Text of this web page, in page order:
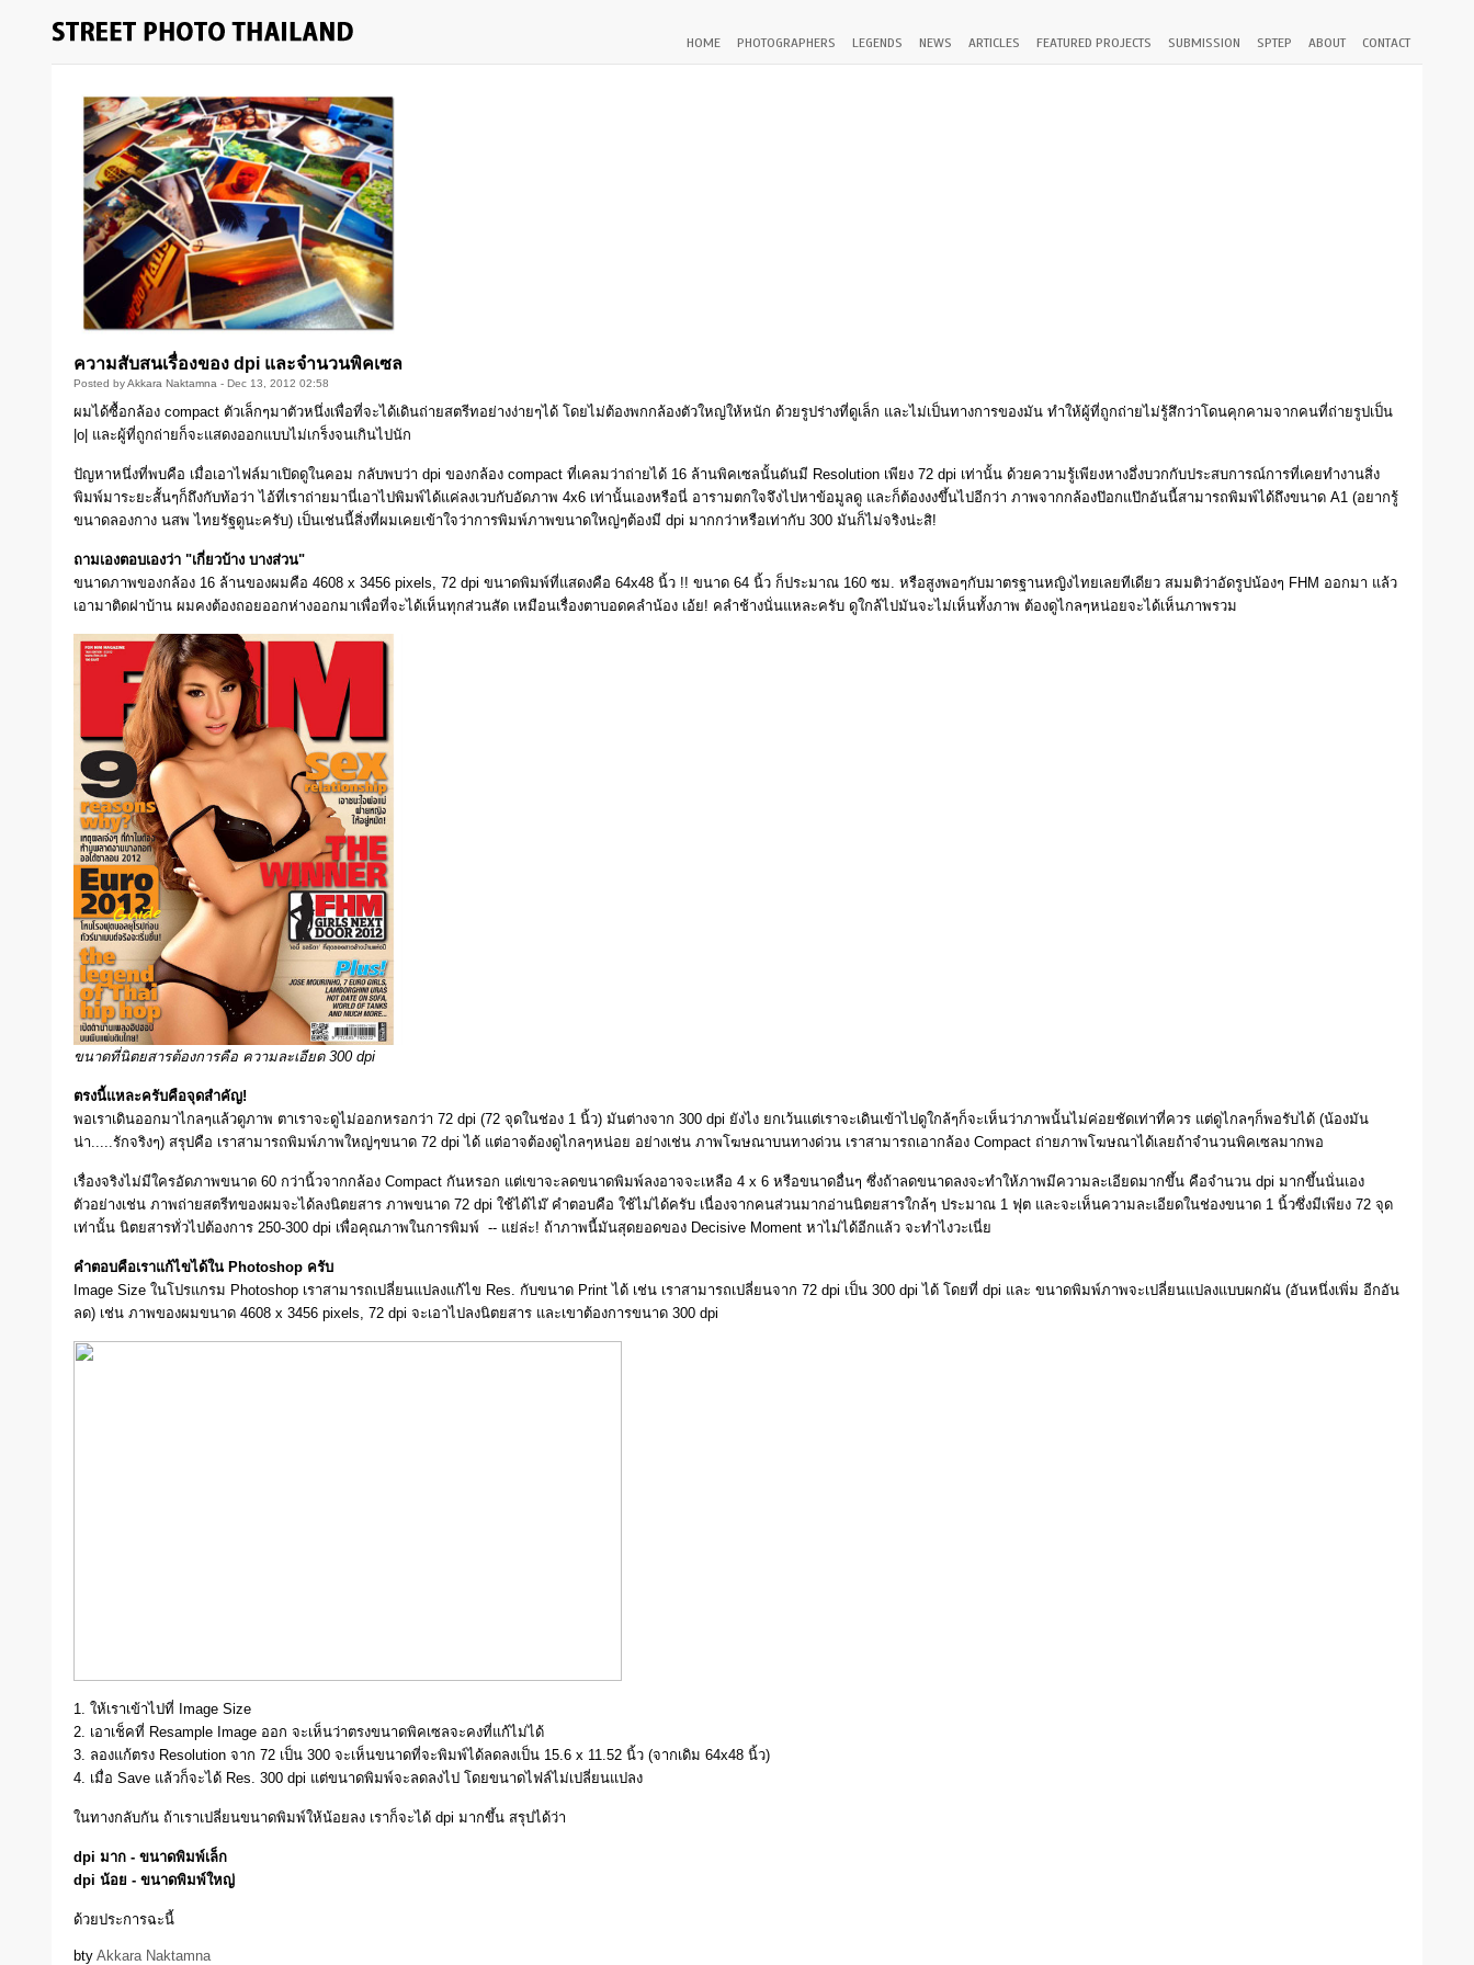
HOME PHOTOGRAPHERS LEGENDS NEWS ARTICLES FEATURED PROJECTS SUBMISSION SPTEP ABOUT CONTACT
ความสับสนเรื่องของ dpi และจำนวนพิคเซล
Posted byAkkara Naktamna - Dec 13, 2012 02:58
ผมได้ซื้อกล้อง compact ตัวเล็กๆมาตัวหนึ่งเพื่อที่จะได้เดินถ่ายสตรีทอย่างง่ายๆได้ โดยไม่ต้องพกกล้องตัวใหญ่ให้หนัก ด้วยรูปร่างที่ดูเล็ก และไม่เป็นทางการของมัน ทำให้ผู้ที่ถูกถ่ายไม่รู้สึกว่าโดนคุกคามจากคนที่ถ่ายรูปเป็น
|o| และผู้ที่ถูกถ่ายก็จะแสดงออกแบบไม่เกร็งจนเกินไปนัก
ปัญหาหนึ่งที่พบคือ เมื่อเอาไฟล์มาเปิดดูในคอม กลับพบว่า dpi ของกล้อง compact ที่เคลมว่าถ่ายได้ 16 ล้านพิคเซลนั้นดันมี Resolution เพียง 72 dpi เท่านั้น ด้วยความรู้เพียงหางอึ่งบวกกับประสบการณ์การที่เคยทำงานสิ่ง
พิมพ์มาระยะสั้นๆก็ถึงกับท้อว่า ไอ้ที่เราถ่ายมานี่เอาไปพิมพ์ได้แค่ลงเวบกับอัดภาพ 4x6 เท่านั้นเองหรือนี่ อารามตกใจจึงไปหาข้อมูลดู และก็ต้องงงขึ้นไปอีกว่า ภาพจากกล้องป๊อกแป๊กอันนี้สามารถพิมพ์ได้ถึงขนาด A1 (อยากรู้
ขนาดลองกาง นสพ ไทยรัฐดูนะครับ) เป็นเช่นนี้สิ่งที่ผมเคยเข้าใจว่าการพิมพ์ภาพขนาดใหญ่ๆต้องมี dpi มากกว่าหรือเท่ากับ 300 มันก็ไม่จริงน่ะสิ!
ถามเองตอบเองว่า "เกี่ยวบ้าง บางส่วน"
ขนาดภาพของกล้อง 16 ล้านของผมคือ 4608 x 3456 pixels, 72 dpi ขนาดพิมพ์ที่แสดงคือ 64x48 นิ้ว !! ขนาด 64 นิ้ว ก็ประมาณ 160 ซม. หรือสูงพอๆกับมาตรฐานหญิงไทยเลยทีเดียว สมมติว่าอัดรูปน้องๆ FHM ออกมา แล้ว
เอามาติดฝาบ้าน ผมคงต้องถอยออกห่างออกมาเพื่อที่จะได้เห็นทุกส่วนสัด เหมือนเรื่องตาบอดคลำน้อง เอ้ย! คลำช้างนั่นแหละครับ ดูใกล้ไปมันจะไม่เห็นทั้งภาพ ต้องดูไกลๆหน่อยจะได้เห็นภาพรวม
ขนาดที่นิตยสารต้องการคือ ความละเอียด 300 dpi
ตรงนี้แหละครับคือจุดสำคัญ!
พอเราเดินออกมาไกลๆแล้วดูภาพ ตาเราจะดูไม่ออกหรอกว่า 72 dpi (72 จุดในช่อง 1 นิ้ว) มันต่างจาก 300 dpi ยังไง ยกเว้นแต่เราจะเดินเข้าไปดูใกล้ๆก็จะเห็นว่าภาพนั้นไม่ค่อยชัดเท่าที่ควร แต่ดูไกลๆก็พอรับได้ (น้องมัน
น่า.....รักจริงๆ) สรุปคือ เราสามารถพิมพ์ภาพใหญ่ๆขนาด 72 dpi ได้ แต่อาจต้องดูไกลๆหน่อย อย่างเช่น ภาพโฆษณาบนทางด่วน เราสามารถเอากล้อง Compact ถ่ายภาพโฆษณาได้เลยถ้าจำนวนพิคเซลมากพอ
เรื่องจริงไม่มีใครอัดภาพขนาด 60 กว่านิ้วจากกล้อง Compact กันหรอก แต่เขาจะลดขนาดพิมพ์ลงอาจจะเหลือ 4 x 6 หรือขนาดอื่นๆ ซึ่งถ้าลดขนาดลงจะทำให้ภาพมีความละเอียดมากขึ้น คือจำนวน dpi มากขึ้นนั่นเอง
ตัวอย่างเช่น ภาพถ่ายสตรีทของผมจะได้ลงนิตยสาร ภาพขนาด 72 dpi ใช้ได้ไม๊ คำตอบคือ ใช้ไม่ได้ครับ เนื่องจากคนส่วนมากอ่านนิตยสารใกล้ๆ ประมาณ 1 ฟุต และจะเห็นความละเอียดในช่องขนาด 1 นิ้วซึ่งมีเพียง 72 จุด
เท่านั้น นิตยสารทั่วไปต้องการ 250-300 dpi เพื่อคุณภาพในการพิมพ์ -- แย่ล่ะ! ถ้าภาพนี้มันสุดยอดของ Decisive Moment หาไม่ได้อีกแล้ว จะทำไงวะเนี่ย
คำตอบคือเราแก้ไขได้ใน Photoshop ครับ
Image Size ในโปรแกรม Photoshop เราสามารถเปลี่ยนแปลงแก้ไข Res. กับขนาด Print ได้ เช่น เราสามารถเปลี่ยนจาก 72 dpi เป็น 300 dpi ได้ โดยที่ dpi และ ขนาดพิมพ์ภาพจะเปลี่ยนแปลงแบบผกผัน (อันหนึ่งเพิ่ม อีกอัน
ลด) เช่น ภาพของผมขนาด 4608 x 3456 pixels, 72 dpi จะเอาไปลงนิตยสาร และเขาต้องการขนาด 300 dpi
1. ให้เราเข้าไปที่ Image Size
2. เอาเช็คที่ Resample Image ออก จะเห็นว่าตรงขนาดพิคเซลจะคงที่แก้ไม่ได้
3. ลองแก้ตรง Resolution จาก 72 เป็น 300 จะเห็นขนาดที่จะพิมพ์ได้ลดลงเป็น 15.6 x 11.52 นิ้ว (จากเดิม 64x48 นิ้ว)
4. เมื่อ Save แล้วก็จะได้ Res. 300 dpi แต่ขนาดพิมพ์จะลดลงไป โดยขนาดไฟล์ไม่เปลี่ยนแปลง
ในทางกลับกัน ถ้าเราเปลี่ยนขนาดพิมพ์ให้น้อยลง เราก็จะได้ dpi มากขึ้น สรุปได้ว่า
dpi มาก - ขนาดพิมพ์เล็ก
dpi น้อย - ขนาดพิมพ์ใหญ่
ด้วยประการฉะนี้
bty Akkara Naktamna